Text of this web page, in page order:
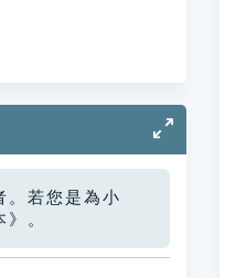
。若您是為小
。